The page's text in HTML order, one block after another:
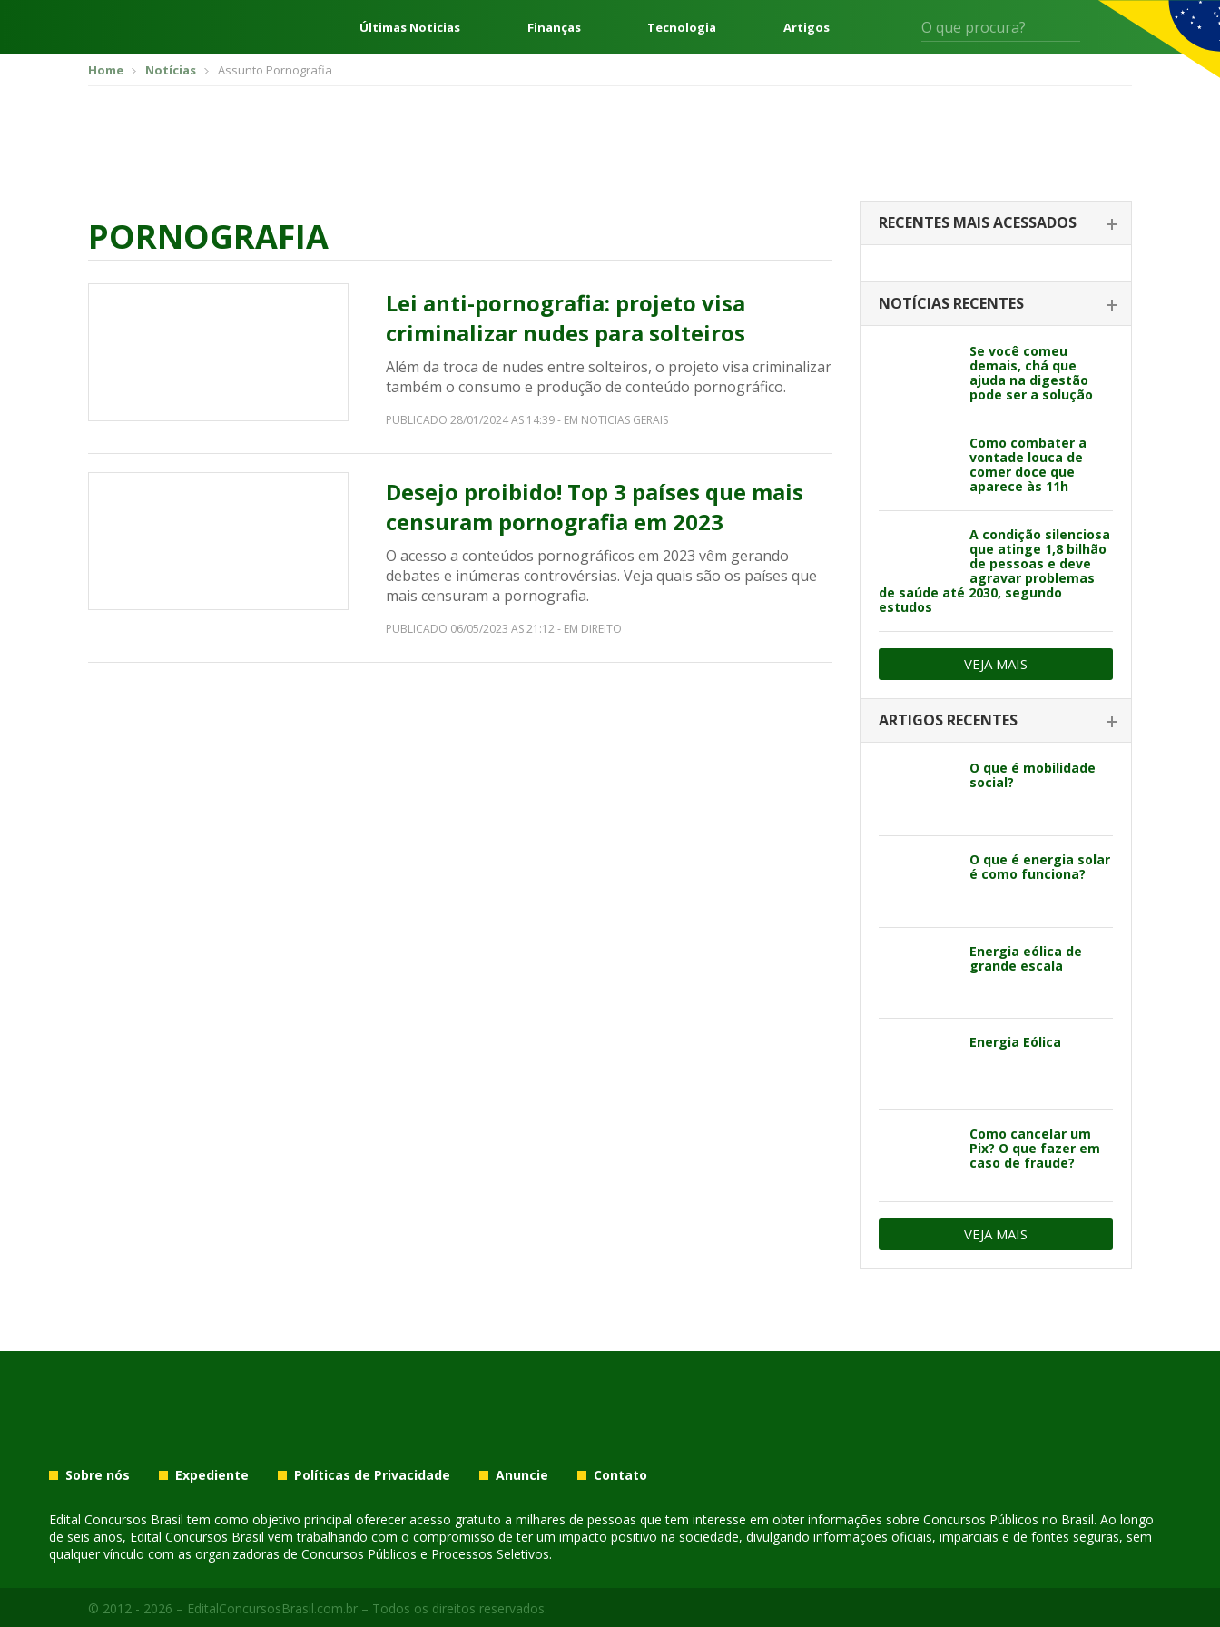
Últimas Noticias Finanças Tecnologia Artigos
Home Notícias Assunto Pornografia
PORNOGRAFIA
Lei anti-pornografia: projeto visa
criminalizar nudes para solteiros
Além da troca de nudes entre solteiros, o projeto visa criminalizar
também o consumo e produção de conteúdo pornográfico.
PUBLICADO 28/01/2024 AS 14:39 - EM NOTICIAS GERAIS
Desejo proibido! Top 3 países que mais
censuram pornografia em 2023
O acesso a conteúdos pornográficos em 2023 vêm gerando
debates e inúmeras controvérsias. Veja quais são os países que
mais censuram a pornografia.
PUBLICADO 06/05/2023 AS 21:12 - EM DIREITO
RECENTES MAIS ACESSADOS
NOTÍCIAS RECENTES
Se você comeu
demais, chá que
ajuda na digestão
pode ser a solução
Como combater a
vontade louca de
comer doce que
aparece às 11h
A condição silenciosa
que atinge 1,8 bilhão
de pessoas e deve
agravar problemas
de saúde até 2030, segundo
estudos
VEJA MAIS
ARTIGOS RECENTES
O que é mobilidade
social?
O que é energia solar
é como funciona?
Energia eólica de
grande escala
Energia Eólica
Como cancelar um
Pix? O que fazer em
caso de fraude?
VEJA MAIS
Sobre nós Expediente Políticas de Privacidade Anuncie Contato
Edital Concursos Brasil tem como objetivo principal oferecer acesso gratuito a milhares de pessoas que tem interesse em obter informações sobre Concursos Públicos no Brasil. Ao longo
de seis anos, Edital Concursos Brasil vem trabalhando com o compromisso de ter um impacto positivo na sociedade, divulgando informações oficiais, imparciais e de fontes seguras, sem
qualquer vínculo com as organizadoras de Concursos Públicos e Processos Seletivos.
© 2012 - 2026 – EditalConcursosBrasil.com.br – Todos os direitos reservados.